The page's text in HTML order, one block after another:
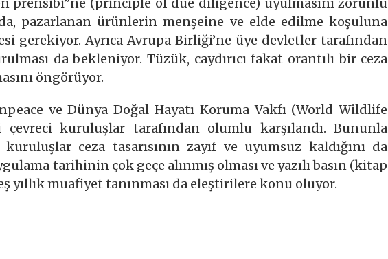
prensibi”ne (principle of due diligence) uyulmasını zorunlu
pazarlanan ürünlerin menşeine ve elde edilme koşuluna
gerekiyor. Ayrıca Avrupa Birliği’ne üye devletler tarafından
da bekleniyor. Tüzük, caydırıcı fakat orantılı bir ceza
öngörüyor.
ve Dünya Doğal Hayatı Koruma Vakfı (World Wildlife
kuruluşlar tarafından olumlu karşılandı. Bununla
ceza tasarısının zayıf ve uyumsuz kaldığını da
tarihinin çok geçe alınmış olması ve yazılı basın (kitap
yıllık muafiyet tanınması da eleştirilere konu oluyor.